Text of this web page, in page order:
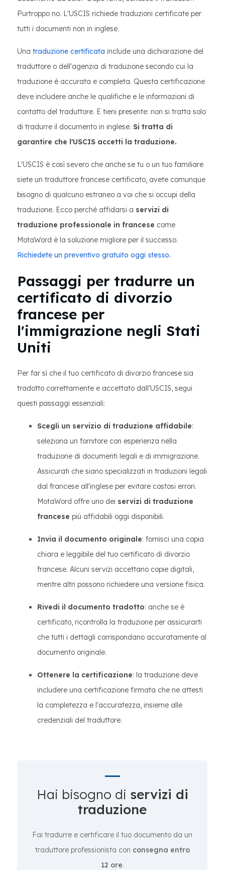
Purtroppo no. L'USCIS richiede traduzioni certificate per
tutti i documenti non in inglese.
Una traduzione certificata include una dichiarazione del
traduttore o dell'agenzia di traduzione secondo cui la
traduzione è accurata e completa. Questa certificazione
deve includere anche le qualifiche e le informazioni di
contatto del traduttore. E tieni presente: non si tratta solo
di tradurre il documento in inglese. Si tratta di
garantire che l'USCIS accetti la traduzione.
L'USCIS è così severo che anche se tu o un tuo familiare
siete un traduttore francese certificato, avete comunque
bisogno di qualcuno estraneo a voi che si occupi della
traduzione. Ecco perché affidarsi a servizi di
traduzione professionale in francese come
MotaWord è la soluzione migliore per il successo.
Richiedete un preventivo gratuito oggi stesso.
Passaggi per tradurre un
certificato di divorzio
francese per
l'immigrazione negli Stati
Uniti
Per far sì che il tuo certificato di divorzio francese sia
tradotto correttamente e accettato dall'USCIS, segui
questi passaggi essenziali:
Scegli un servizio di traduzione affidabile:
seleziona un fornitore con esperienza nella
traduzione di documenti legali e di immigrazione.
Assicurati che siano specializzati in traduzioni legali
dal francese all'inglese per evitare costosi errori.
MotaWord offre uno dei servizi di traduzione
francese più affidabili oggi disponibili.
Invia il documento originale: fornisci una copia
chiara e leggibile del tuo certificato di divorzio
francese. Alcuni servizi accettano copie digitali,
mentre altri possono richiedere una versione fisica.
Rivedi il documento tradotto: anche se è
certificato, ricontrolla la traduzione per assicurarti
che tutti i dettagli corrispondano accuratamente al
documento originale.
Ottenere la certificazione: la traduzione deve
includere una certificazione firmata che ne attesti
la completezza e l'accuratezza, insieme alle
credenziali del traduttore.
Hai bisogno di servizi di
traduzione
Fai tradurre e certificare il tuo documento da un
traduttore professionista con consegna entro
12 ore.